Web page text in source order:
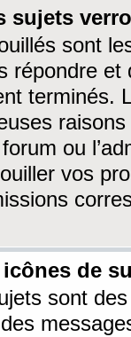
sujets
sont
répondre
terminés.
ou
vos
de
sont